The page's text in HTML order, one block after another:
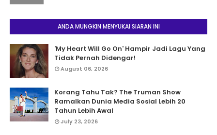
ANDA MUNGKIN MENYUKAI SIARAN INI
'My Heart Will Go On' Hampir Jadi Lagu Yang
Tidak Pernah Didengar!
August 06, 2026
Korang Tahu Tak? The Truman Show
Ramalkan Dunia Media Sosial Lebih 20
Tahun Lebih Awal
July 23, 2026